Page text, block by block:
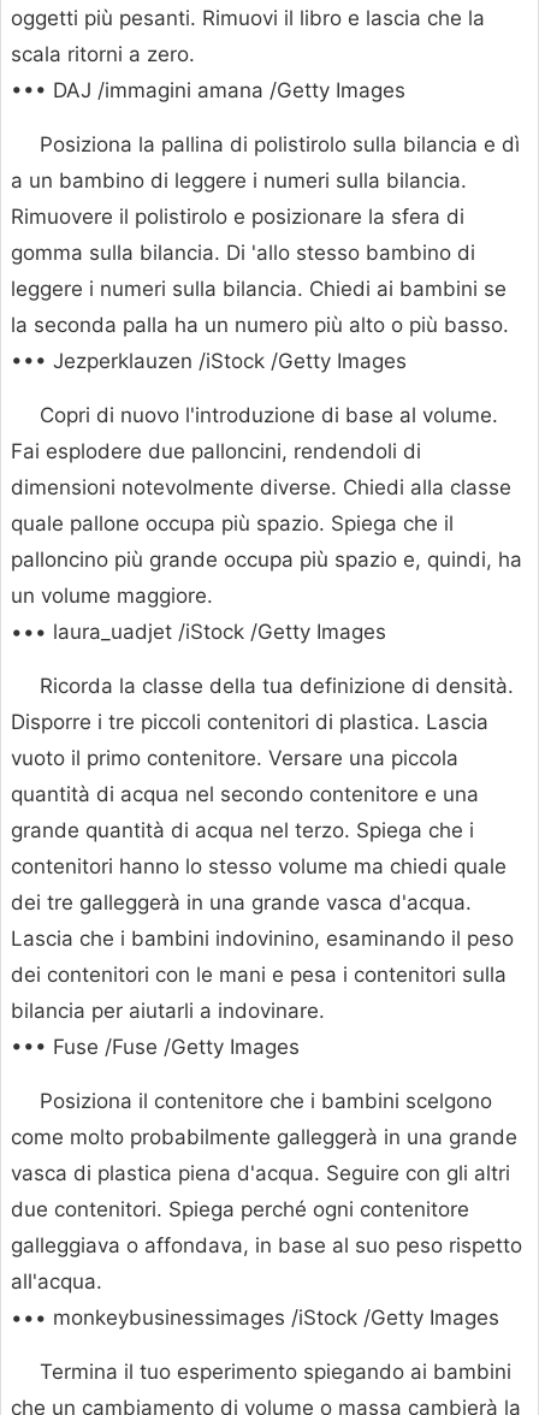
oggetti più pesanti. Rimuovi il libro e lascia che la
scala ritorni a zero.
••• DAJ /immagini amana /Getty Images
Posiziona la pallina di polistirolo sulla bilancia e dì
a un bambino di leggere i numeri sulla bilancia.
Rimuovere il polistirolo e posizionare la sfera di
gomma sulla bilancia. Di 'allo stesso bambino di
leggere i numeri sulla bilancia. Chiedi ai bambini se
la seconda palla ha un numero più alto o più basso.
••• Jezperklauzen /iStock /Getty Images
Copri di nuovo l'introduzione di base al volume.
Fai esplodere due palloncini, rendendoli di
dimensioni notevolmente diverse. Chiedi alla classe
quale pallone occupa più spazio. Spiega che il
palloncino più grande occupa più spazio e, quindi, ha
un volume maggiore.
••• laura_uadjet /iStock /Getty Images
Ricorda la classe della tua definizione di densità.
Disporre i tre piccoli contenitori di plastica. Lascia
vuoto il primo contenitore. Versare una piccola
quantità di acqua nel secondo contenitore e una
grande quantità di acqua nel terzo. Spiega che i
contenitori hanno lo stesso volume ma chiedi quale
dei tre galleggerà in una grande vasca d'acqua.
Lascia che i bambini indovinino, esaminando il peso
dei contenitori con le mani e pesa i contenitori sulla
bilancia per aiutarli a indovinare.
••• Fuse /Fuse /Getty Images
Posiziona il contenitore che i bambini scelgono
come molto probabilmente galleggerà in una grande
vasca di plastica piena d'acqua. Seguire con gli altri
due contenitori. Spiega perché ogni contenitore
galleggiava o affondava, in base al suo peso rispetto
all'acqua.
••• monkeybusinessimages /iStock /Getty Images
Termina il tuo esperimento spiegando ai bambini
che un cambiamento di volume o massa cambierà la